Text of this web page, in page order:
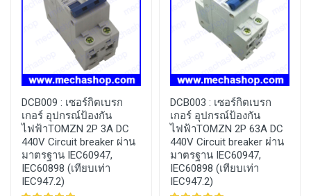
DCB009 : เซอร์กิตเบรก
เกอร์ อุปกรณ์ป้องกัน
ไฟฟ้าTOMZN 2P 3A DC
440V Circuit breaker ผ่าน
มาตรฐาน IEC60947,
IEC60898 (เทียบเท่า
IEC947.2)
DCB003 : เซอร์กิตเบรก
เกอร์ อุปกรณ์ป้องกัน
ไฟฟ้าTOMZN 2P 63A DC
440V Circuit breaker ผ่าน
มาตรฐาน IEC60947,
IEC60898 (เทียบเท่า
IEC947.2)